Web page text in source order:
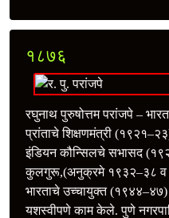
१८७६
रघुनाथ पुरुषोत्तम परांजपे –
प्रांताचे शिक्षणमंत्री
इंडियन कौन्सिलचे सभासद
कुलगुरू,(अनुक्रमे १९३२–३८ व
भारताचे उच्‍चायुक्त (१९४४–४७)
यशस्वीपणे काम केले. पुणे